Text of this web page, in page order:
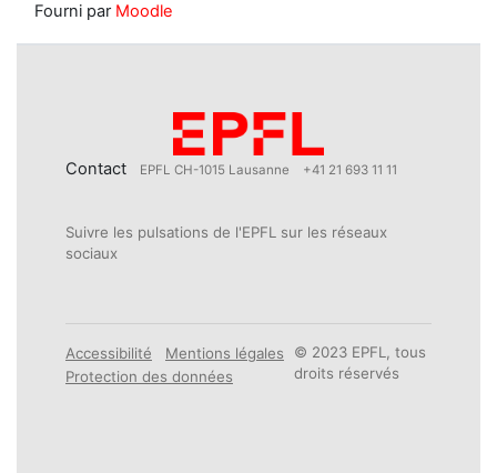
Fourni par Moodle
Contact EPFL CH-1015 Lausanne +41 21 693 11 11
Suivre les pulsations de l'EPFL sur les réseaux
sociaux
Accessibilité
Mentions légales
Protection des données
© 2023 EPFL, tous
droits réservés